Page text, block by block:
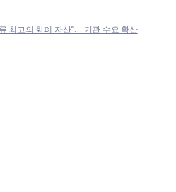
최고의 화폐 자산”… 기관 수요 확산